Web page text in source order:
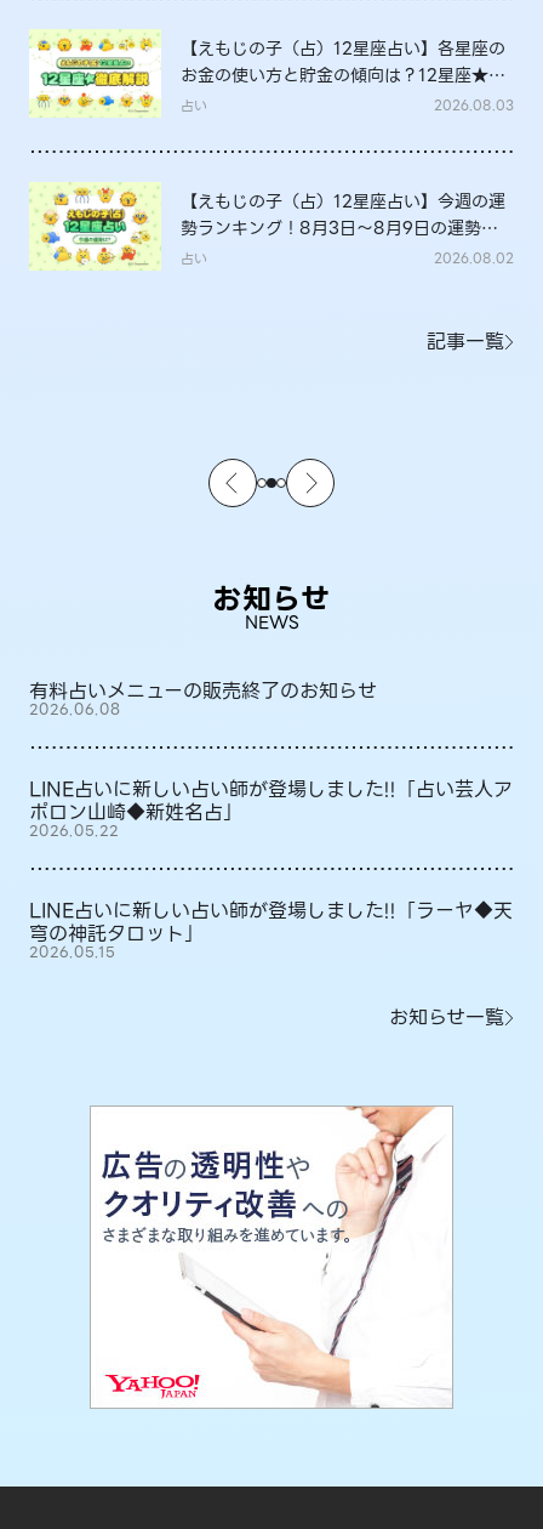
【えもじの子（占）12星座占い】各星座の
お金の使い方と貯金の傾向は？12星座★徹
底解説
占い 2026.08.03
【えもじの子（占）12星座占い】今週の運
勢ランキング！8月3日～8月9日の運勢
は？
占い 2026.08.02
記事一覧
お知らせ
NEWS
有料占いメニューの販売終了のお知らせ
2026.06.08
LINE占いに新しい占い師が登場しました!!「占い芸人ア
ポロン山崎◆新姓名占」
2026.05.22
LINE占いに新しい占い師が登場しました!!「ラーヤ◆天
穹の神託タロット」
2026.05.15
お知らせ一覧